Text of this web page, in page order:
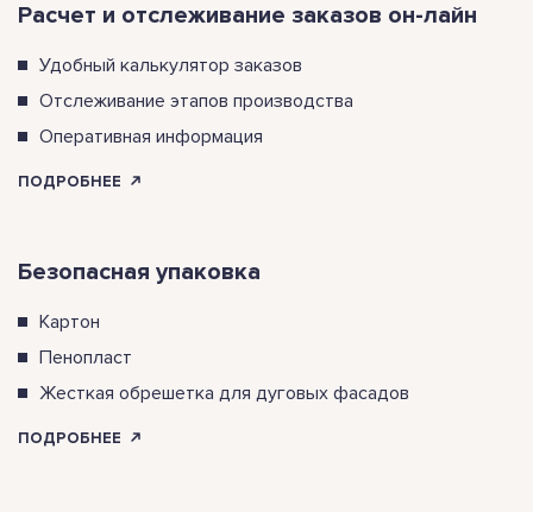
Расчет и отслеживание заказов он-лайн
Удобный калькулятор заказов
Отслеживание этапов производства
Оперативная информация
ПОДРОБНЕЕ
Безопасная упаковка
Картон
Пенопласт
Жесткая обрешетка для дуговых фасадов
ПОДРОБНЕЕ